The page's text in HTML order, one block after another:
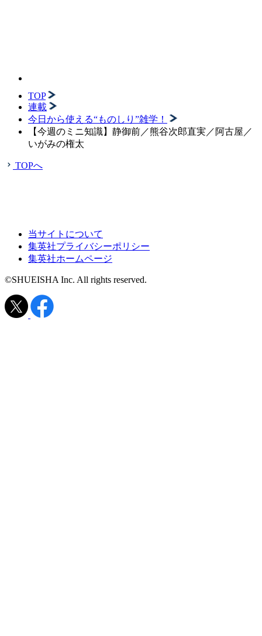
TOP
連載
今日から使える“ものしり”雑学！
【今週のミニ知識】静御前／熊谷次郎直実／阿古屋／
いがみの権太
TOPへ
当サイトについて
集英社プライバシーポリシー
集英社ホームページ
©SHUEISHA Inc. All rights reserved.